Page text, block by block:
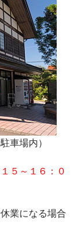
車場内）
５～１６：０
業になる場合